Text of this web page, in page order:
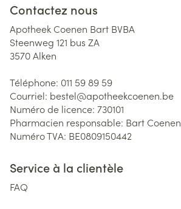
Contactez nous
Apotheek Coenen Bart BVBA
Steenweg 121 bus ZA
3570Alken
Téléphone: 011 59 89 59
Courriel: bestel@apotheekcoenen.be
Numéro de licence: 730101
Pharmacien responsable: Bart Coenen
Numéro TVA: BE0809150442
Service à la clientèle
FAQ